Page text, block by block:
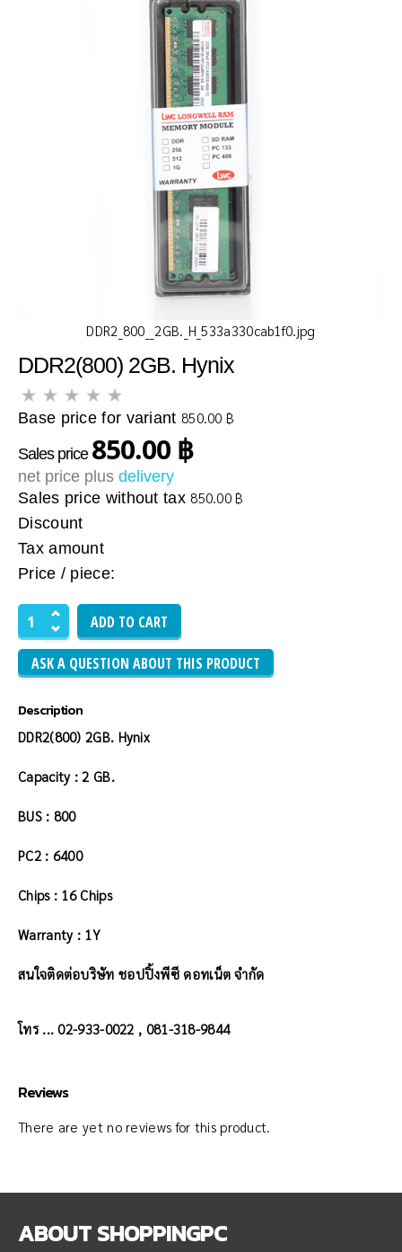
DDR2_800__2GB._H_533a330cab1f0.jpg
DDR2(800) 2GB. Hynix
Base price for variant 850.00 ฿
Sales price 850.00 ฿
net price plus delivery
Sales price without tax 850.00 ฿
Discount
Tax amount
Price / piece:
ASK A QUESTION ABOUT THIS PRODUCT
Description
DDR2(800) 2GB. Hynix
Capacity : 2 GB.
BUS : 800
PC2 : 6400
Chips : 16 Chips
Warranty : 1Y
สนใจติดต่อบริษัท ชอปปิ้งพีซี ดอทเน็ต จำกัด
โทร ... 02-933-0022 , 081-318-9844
Reviews
There are yet no reviews for this product.
ABOUTSHOPPINGPC